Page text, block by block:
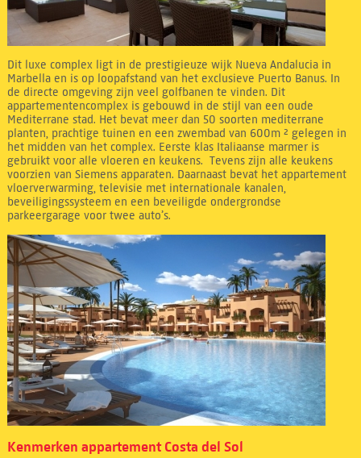
Dit luxe complex ligt in de prestigieuze wijk Nueva Andalucia in
Marbella en is op loopafstand van het exclusieve Puerto Banus. In
de directe omgeving zijn veel golfbanen te vinden. Dit
appartementencomplex is gebouwd in de stijl van een oude
Mediterrane stad. Het bevat meer dan 50 soorten mediterrane
planten, prachtige tuinen en een zwembad van 600m ² gelegen in
het midden van het complex. Eerste klas Italiaanse marmer is
gebruikt voor alle vloeren en keukens. Tevens zijn alle keukens
voorzien van Siemens apparaten. Daarnaast bevat het appartement
vloerverwarming, televisie met internationale kanalen,
beveiligingssysteem en een beveiligde ondergrondse
parkeergarage voor twee auto’s.
Kenmerken appartement Costa del Sol